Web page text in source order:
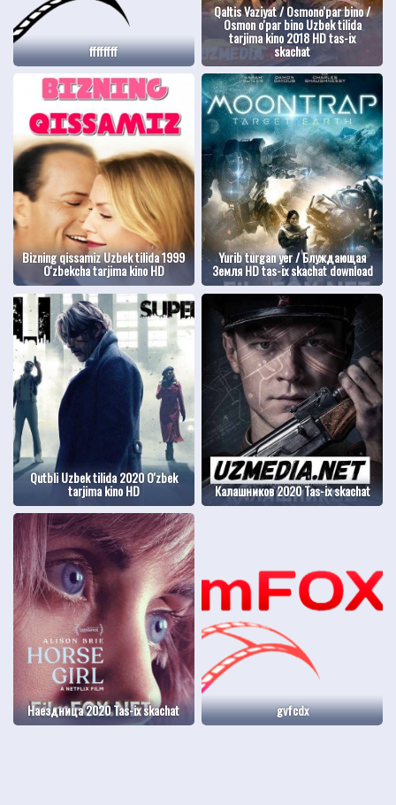
ffffffff
Qaltis Vaziyat / Osmono'par bino /
Osmon o'par bino Uzbek tilida
tarjima kino 2018 HD tas-ix
skachat
Bizning qissamiz Uzbek tilida 1999
O'zbekcha tarjima kino HD
Yurib turgan yer / Блуждающая
Земля HD tas-ix skachat download
Qutbli Uzbek tilida 2020 O'zbek
tarjima kino HD Калашников 2020 Tas-ix skachat
Наездница 2020 Tas-ix skachat gvfcdx